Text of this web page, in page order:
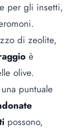
per gli insetti,
di zeolite,
è
olive.
puntuale
possono,